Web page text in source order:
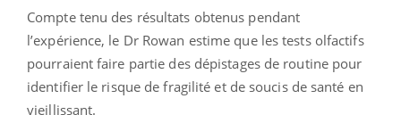
Compte tenu des résultats obtenus pendant
l’expérience, le Dr Rowan estime que les tests olfactifs
pourraient faire partie des dépistages de routine pour
identifier le risque de fragilité et de soucis de santé en
vieillissant.